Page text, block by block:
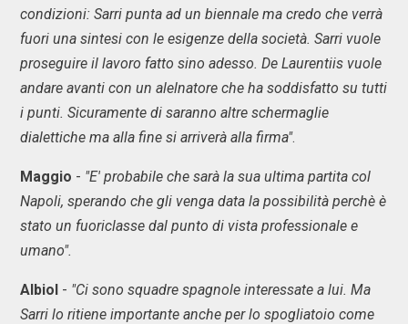
condizioni: Sarri punta ad un biennale ma credo che verrà
fuori una sintesi con le esigenze della società. Sarri vuole
proseguire il lavoro fatto sino adesso. De Laurentiis vuole
andare avanti con un alelnatore che ha soddisfatto su tutti
i punti. Sicuramente di saranno altre schermaglie
dialettiche ma alla fine si arriverà alla firma".
Maggio - "E' probabile che sarà la sua ultima partita col
Napoli, sperando che gli venga data la possibilità perchè è
stato un fuoriclasse dal punto di vista professionale e
umano".
Albiol - "Ci sono squadre spagnole interessate a lui. Ma
Sarri lo ritiene importante anche per lo spogliatoio come